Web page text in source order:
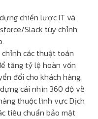
chiến lược IT và
Slack tùy chỉnh
chỉnh các thuật toán
tăng tỷ lệ hoàn vốn
đổi cho khách hàng.
cái nhìn 360 độ về
thuộc lĩnh vực Dịch
tiêu chuẩn bảo mật